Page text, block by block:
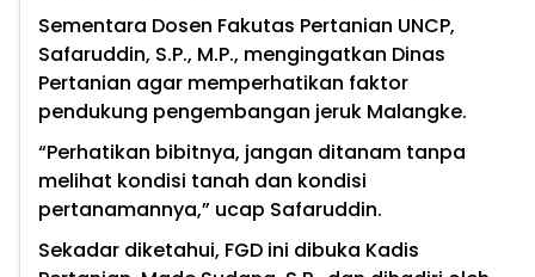
Sementara Dosen Fakutas Pertanian UNCP,
Safaruddin, S.P., M.P., mengingatkan Dinas
Pertanian agar memperhatikan faktor
pendukung pengembangan jeruk Malangke.
“Perhatikan bibitnya, jangan ditanam tanpa
melihat kondisi tanah dan kondisi
pertanamannya,” ucap Safaruddin.
Sekadar diketahui, FGD ini dibuka Kadis